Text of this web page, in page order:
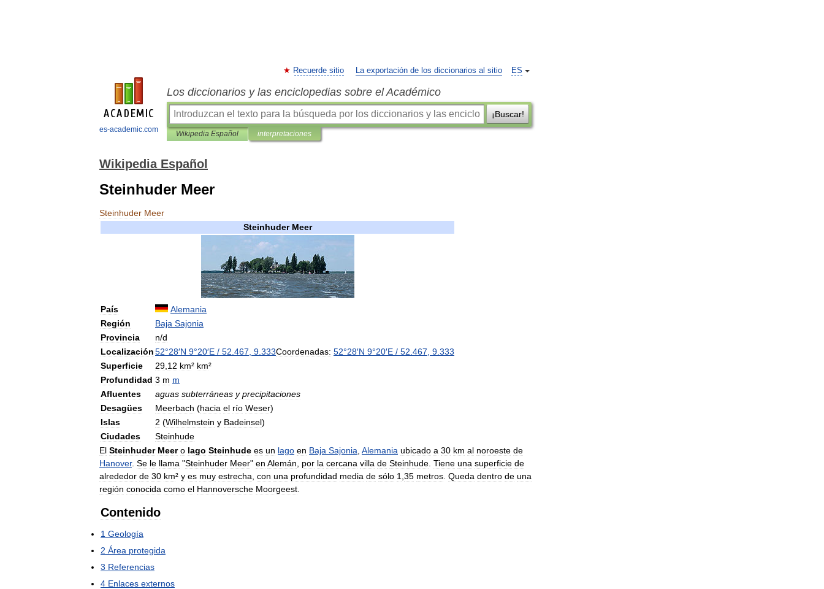
es-academic.com
ES
Recuerde sitio La exportación de los diccionarios al sitio
Los diccionarios y las enciclopedias sobre el Académico
¡Buscar!
Wikipedia Español interpretaciones
Wikipedia Español
Steinhuder Meer
Steinhuder Meer
Steinhuder Meer
País
Alemania
Región
Baja Sajonia
Provincia
n/d
Localización52°28′N 9°20′E / 52 467 9 333Coordenadas: 52°28′N 9°20′E / 52 467 9 333
Superficie
29 12 km² km²
Profundidad 3 m m
Afluentes
aguas subterráneas y precipitaciones
Desagües
Meerbach (hacia el río Weser)
Islas
2 (Wilhelmstein y Badeinsel)
Ciudades
Steinhude
El Steinhuder Meer o lago Steinhude es un lago en Baja Sajonia Alemania ubicado a 30 km al noroeste de
Hanover. Se le llama "Steinhuder Meer" en Alemán por la cercana villa de Steinhude Tiene una superficie de
alrededor de 30 km² y es muy estrecha con una profundidad media de sólo 1 35 metros Queda dentro de una
región conocida como el Hannoversche Moorgeest
Contenido
1 Geología
2 Área protegida
3 Referencias
4 Enlaces externos